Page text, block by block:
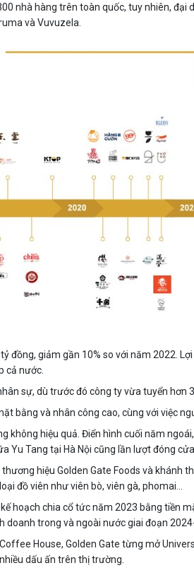
nhà hàng trên toàn quốc, tuy nhiên, đại
và Vuvuzela.
đồng, giảm gần 10% so với năm 2022.
cả nước.
sự, dù trước đó công ty vừa tuyển hơn
bằng và nhân công cao, cùng với việc
không hiệu quả. Điển hình cuối năm
Yu Tang tại Hà Nội cũng lần lượt đóng
hiệu Golden Gate Foods và
đồ viên như viên bò, viên gà, phomai...
hoạch chia cổ tức năm 2023 bằng tiền
trong và ngoài nước giai đoạn
House, Golden Gate từng mở
dấu ấn trên thị trường.